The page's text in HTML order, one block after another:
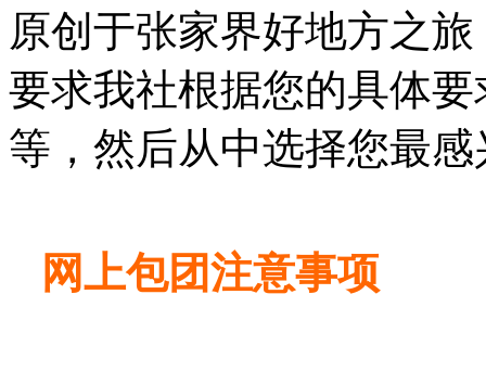
原创于张家界好地方之
要求我社根据您的具体
等，然后从中选择您最
网上包团注意事项